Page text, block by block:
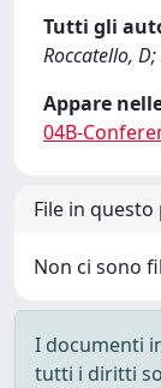
Tutti gli
Roccatello,
Appare
04B-
File in
Non ci sono
I documenti
tutti i diritti